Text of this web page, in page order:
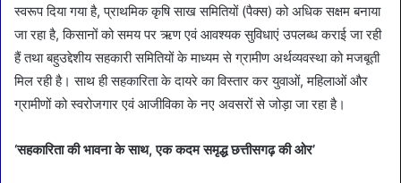
स्वरूप दिया गया है, प्राथमिक कृषि साख समितियों (पैक्स) को अधिक सक्षम बनाया
जा रहा है, किसानों को समय पर ऋण एवं आवश्यक सुविधाएं उपलब्ध कराई जा रही
हैं तथा बहुउद्देशीय सहकारी समितियों के माध्यम से ग्रामीण अर्थव्यवस्था को मजबूती
मिल रही है। साथ ही सहकारिता के दायरे का विस्तार कर युवाओं, महिलाओं और
ग्रामीणों को स्वरोजगार एवं आजीविका के नए अवसरों से जोड़ा जा रहा है।
‘सहकारिता की भावना के साथ, एक कदम समृद्ध छत्तीसगढ़ की ओर’